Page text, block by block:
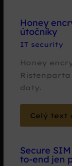
Honey
útočníky
IT security
Honey
daty.
Celý text
Secure
to-end jen